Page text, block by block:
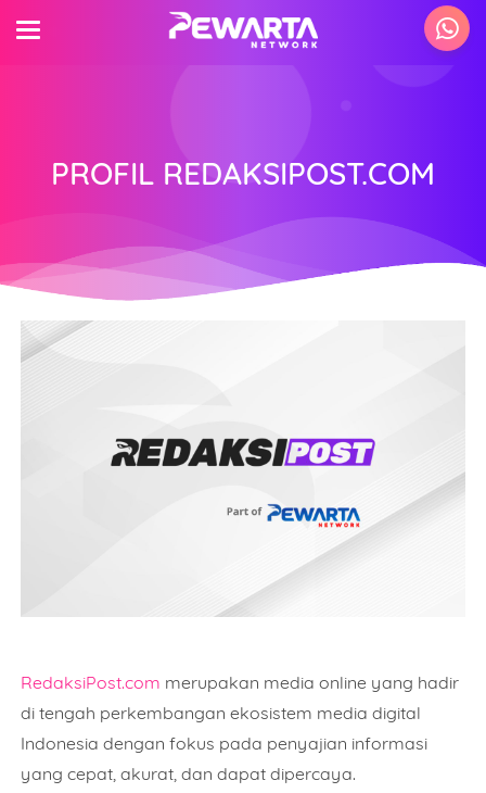
PROFIL REDAKSIPOST.COM
RedaksiPost.com merupakan media online yang hadir
di tengah perkembangan ekosistem media digital
Indonesia dengan fokus pada penyajian informasi
yang cepat, akurat, dan dapat dipercaya.